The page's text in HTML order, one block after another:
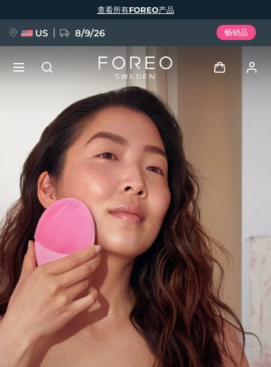
查看所有FOREO产品
US 8/9/26 畅销品
我的地址
我的订阅
FAQ™ Pure Beauty-Tech Elixir
BREAKING NEWS
issa™ Teeth Whitening Set
FAQ™ Dual LED Panel
English Deutsch
Español
Français
Italiano
Português
Polski
Svenska
Русский
Türkçe
简体中文 繁體中文
发货国家
预计送达日期8/9/26
英国 预计送达日期8/8/26